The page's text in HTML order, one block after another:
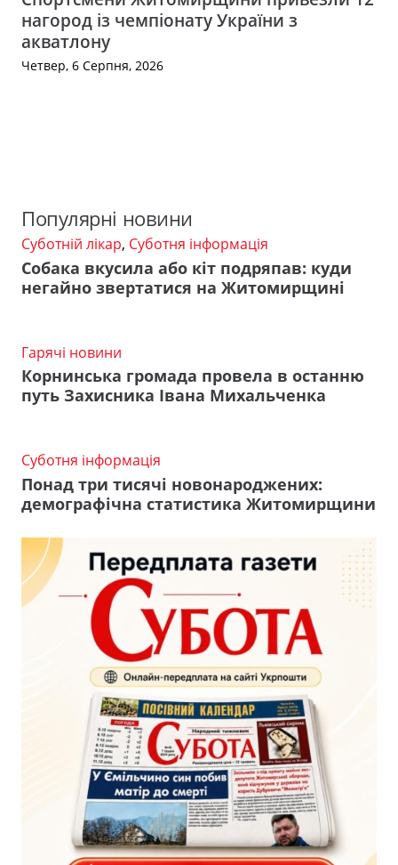
нагород із чемпіонату України з
акватлону
Четвер, 6 Серпня, 2026
Популярні новини
Суботній лікар, Суботня інформація
Собака вкусила або кіт подряпав: куди
негайно звертатися на Житомирщині
Гарячі новини
Корнинська громада провела в останню
путь Захисника Івана Михальченка
Суботня інформація
Понад три тисячі новонароджених:
демографічна статистика Житомирщини